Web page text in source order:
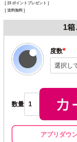
[ 23 ポイントプレゼント ]
送料無料
1箱
度数
(必
須)
数量
アプリダウ